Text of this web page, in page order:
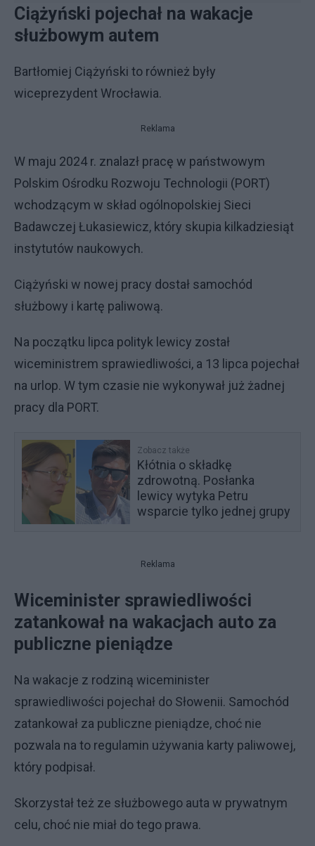
Ciążyński pojechał na wakacje
służbowym autem
Bartłomiej Ciążyński to również były
wiceprezydent Wrocławia.
Reklama
W maju 2024 r. znalazł pracę w państwowym
Polskim Ośrodku Rozwoju Technologii (PORT)
wchodzącym w skład ogólnopolskiej Sieci
Badawczej Łukasiewicz, który skupia kilkadziesiąt
instytutów naukowych.
Ciążyński w nowej pracy dostał samochód
służbowy i kartę paliwową.
Na początku lipca polityk lewicy został
wiceministrem sprawiedliwości, a 13 lipca pojechał
na urlop. W tym czasie nie wykonywał już żadnej
pracy dla PORT.
Zobacz także
Kłótnia o składkę
zdrowotną. Posłanka
lewicy wytyka Petru
wsparcie tylko jednej grupy
Reklama
Wiceminister sprawiedliwości
zatankował na wakacjach auto za
publiczne pieniądze
Na wakacje z rodziną wiceminister
sprawiedliwości pojechał do Słowenii. Samochód
zatankował za publiczne pieniądze, choć nie
pozwala na to regulamin używania karty paliwowej,
który podpisał.
Skorzystał też ze służbowego auta w prywatnym
celu, choć nie miał do tego prawa.